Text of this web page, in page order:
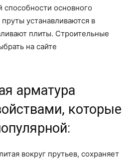
основного
устанавливаются в
плиты. Строительные
на сайте
арматура
которые
вокруг прутьев, сохраняет